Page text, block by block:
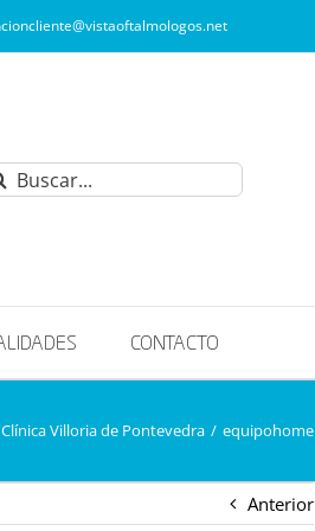
CONTACTO
Villoria de Pontevedra / equipohome
Anterior